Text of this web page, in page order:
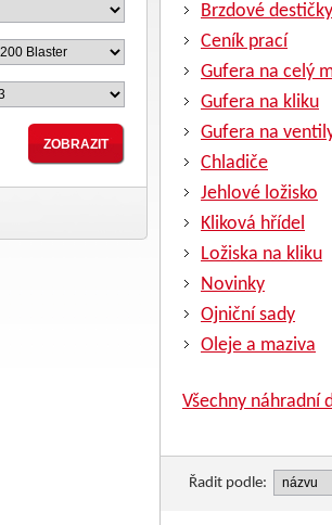
Brzdové destičky
Ceník prací
Gufera na celý
Gufera na kliku
Gufera na
Chladiče
Jehlové ložisko
Kliková hřídel
Ložiska na kliku
Novinky
Ojniční sady
Oleje a maziva
Všechny náhradní
Řadit podle: